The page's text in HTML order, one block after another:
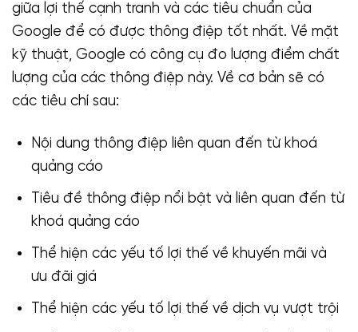
giữa lợi thế cạnh tranh và các tiêu chuẩn của
Google để có được thông điệp tốt nhất. Về mặt
kỹ thuật, Google có công cụ đo lượng điểm chất
lượng của các thông điệp này. Về cơ bản sẽ có
các tiêu chí sau:
Nội dung thông điệp liên quan đến từ khoá
quảng cáo
Tiêu đề thông điệp nổi bật và liên quan đến từ
khoá quảng cáo
Thể hiện các yếu tố lợi thế về khuyến mãi và
ưu đãi giá
Thể hiện các yếu tố lợi thế về dịch vụ vượt trội